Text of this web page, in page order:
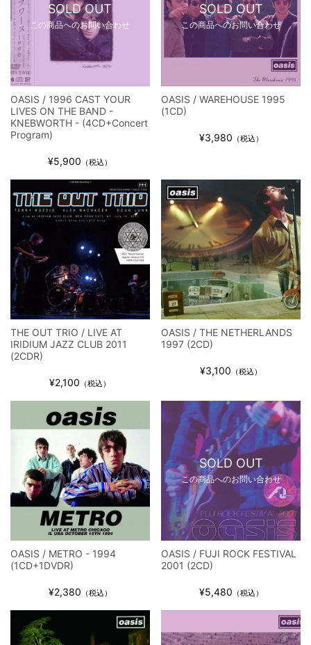
SOLD OUT
この商品へのお問い合わせ
OASIS / 1996 CAST YOUR
LIVES ON THE BAND -
KNEBWORTH - (4CD+Concert
Program)
¥5,900 （税込）
SOLD OUT
この商品へのお問い合わせ
OASIS / WAREHOUSE 1995
(1CD)
¥3,980 （税込）
THE OUT TRIO / LIVE AT
IRIDIUM JAZZ CLUB 2011
(2CDR)
¥2,100 （税込）
OASIS / THE NETHERLANDS
1997 (2CD)
¥3,100 （税込）
OASIS / METRO - 1994
(1CD+1DVDR)
¥2,380 （税込）
SOLD OUT
この商品へのお問い合わせ
OASIS / FUJI ROCK FESTIVAL
2001 (2CD)
¥5,480 （税込）